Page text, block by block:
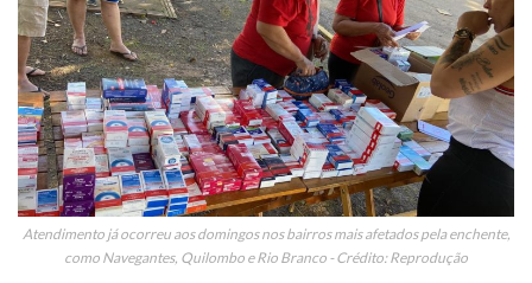
Atendimento já ocorreu aos domingos nos bairros mais afetados pela enchente,
como Navegantes, Quilombo e Rio Branco - Crédito: Reprodução